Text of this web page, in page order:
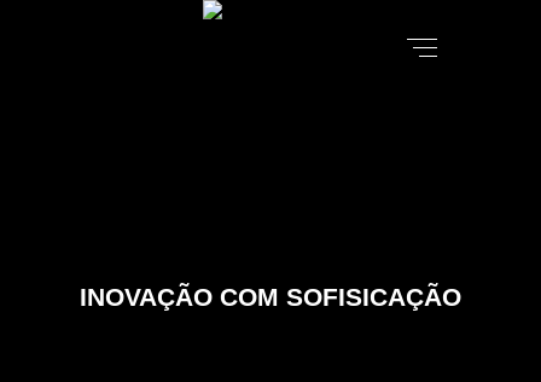
INOVAÇÃO COM SOFISICAÇÃO